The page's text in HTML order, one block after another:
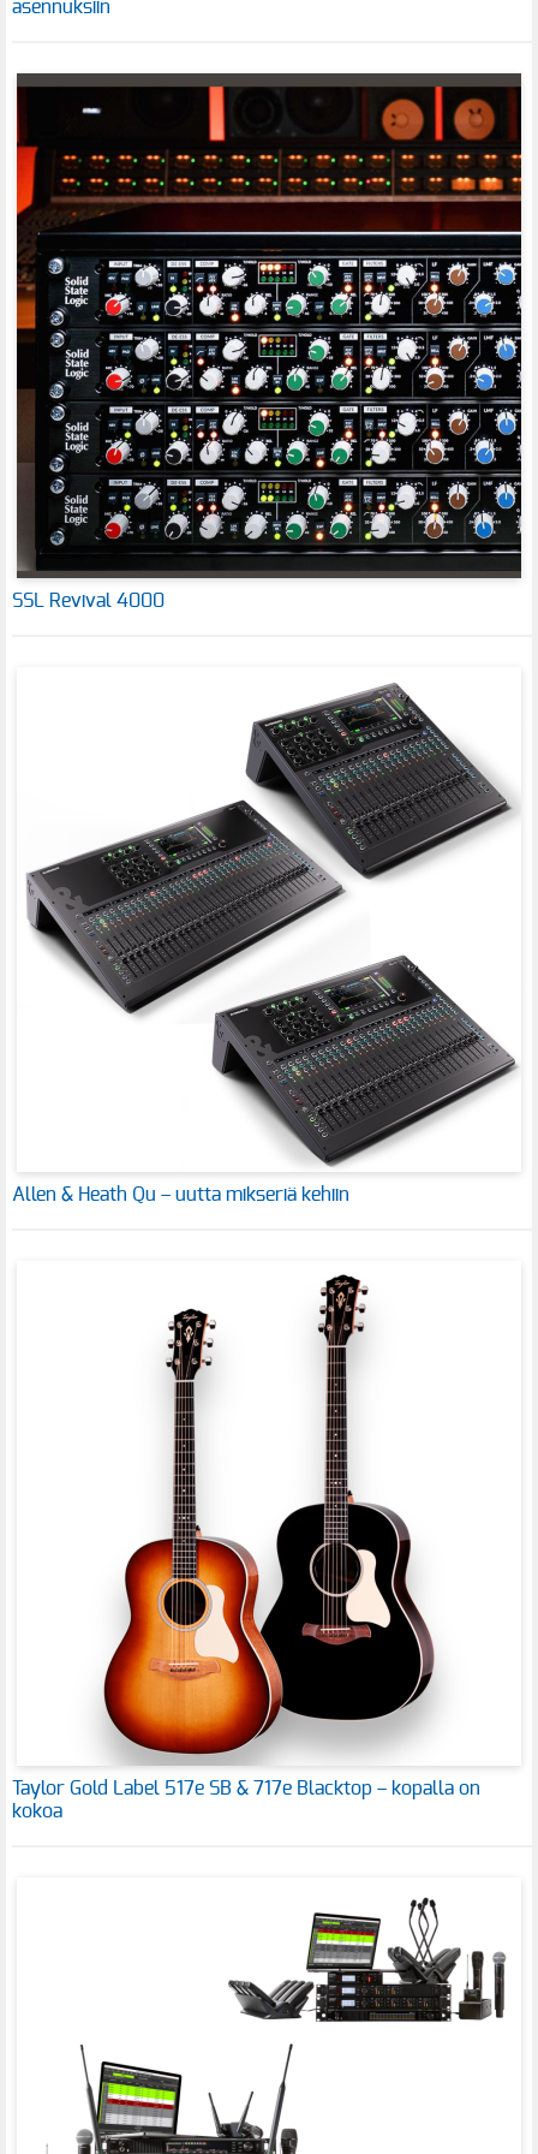
asennuksiin
SSL Revival 4000
Allen & Heath Qu – uutta mikseriä kehiin
Taylor Gold Label 517e SB & 717e Blacktop – kopalla on
kokoa